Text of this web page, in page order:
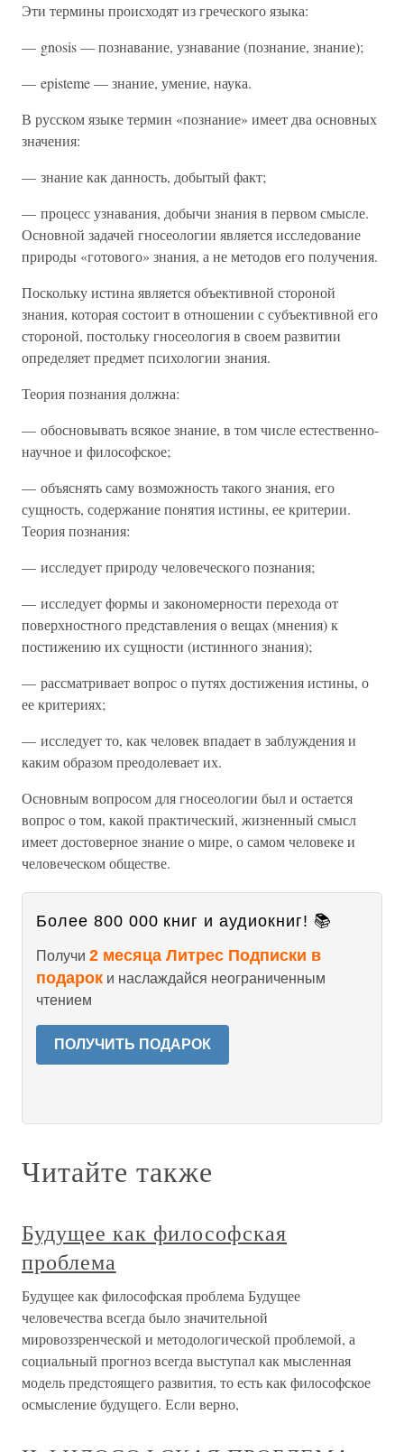
Эти термины происходят из греческого языка:
— gnosis — познавание, узнавание (познание, знание);
— episteme — знание, умение, наука.
В русском языке термин «познание» имеет два основных
значения:
— знание как данность, добытый факт;
— процесс узнавания, добычи знания в первом смысле.
Основной задачей гносеологии является исследование
природы «готового» знания, а не методов его получения.
Поскольку истина является объективной стороной
знания, которая состоит в отношении с субъективной его
стороной, постольку гносеология в своем развитии
определяет предмет психологии знания.
Теория познания должна:
— обосновывать всякое знание, в том числе естественно-
научное и философское;
— объяснять саму возможность такого знания, его
сущность, содержание понятия истины, ее критерии.
Теория познания:
— исследует природу человеческого познания;
— исследует формы и закономерности перехода от
поверхностного представления о вещах (мнения) к
постижению их сущности (истинного знания);
— рассматривает вопрос о путях достижения истины, о
ее критериях;
— исследует то, как человек впадает в заблуждения и
каким образом преодолевает их.
Основным вопросом для гносеологии был и остается
вопрос о том, какой практический, жизненный смысл
имеет достоверное знание о мире, о самом человеке и
человеческом обществе.
Более 800 000 книг и аудиокниг! 📚
Получи 2 месяца Литрес Подписки в
подарок и наслаждайся неограниченным
чтением
ПОЛУЧИТЬ ПОДАРОК
Читайте также
Будущее как философская
проблема
Будущее как философская проблема Будущее
человечества всегда было значительной
мировоззренческой и методологической проблемой, а
социальный прогноз всегда выступал как мысленная
модель предстоящего развития, то есть как философское
осмысление будущего. Если верно,